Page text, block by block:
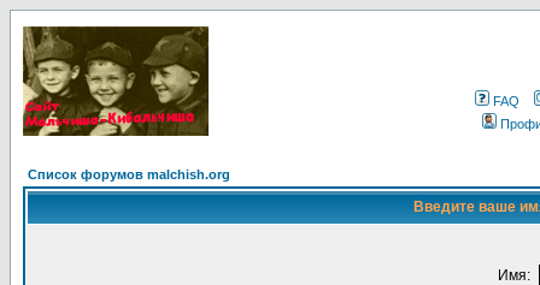
FAQ
Список форумов malchish.org
Введите ваше
Имя: